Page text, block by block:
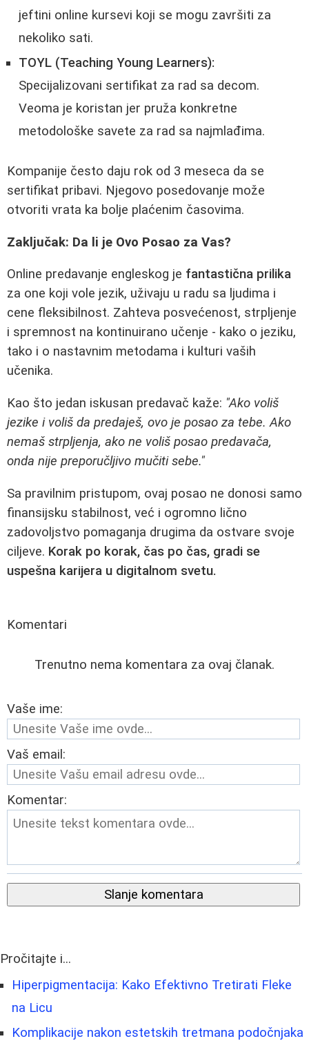
jeftini online kursevi koji se mogu završiti za
nekoliko sati.
TOYL (Teaching Young Learners):
Specijalizovani sertifikat za rad sa decom.
Veoma je koristan jer pruža konkretne
metodološke savete za rad sa najmlađima.
Kompanije često daju rok od 3 meseca da se
sertifikat pribavi. Njegovo posedovanje može
otvoriti vrata ka bolje plaćenim časovima.
Zaključak: Da li je Ovo Posao za Vas?
Online predavanje engleskog je fantastična prilika
za one koji vole jezik, uživaju u radu sa ljudima i
cene fleksibilnost. Zahteva posvećenost, strpljenje
i spremnost na kontinuirano učenje - kako o jeziku,
tako i o nastavnim metodama i kulturi vaših
učenika.
Kao što jedan iskusan predavač kaže: "Ako voliš
jezike i voliš da predaješ, ovo je posao za tebe. Ako
nemaš strpljenja, ako ne voliš posao predavača,
onda nije preporučljivo mučiti sebe."
Sa pravilnim pristupom, ovaj posao ne donosi samo
finansijsku stabilnost, već i ogromno lično
zadovoljstvo pomaganja drugima da ostvare svoje
ciljeve. Korak po korak, čas po čas, gradi se
uspešna karijera u digitalnom svetu.
Komentari
Trenutno nema komentara za ovaj članak.
Vaše ime:
Vaš email:
Komentar:
Slanje komentara
Pročitajte i...
Hiperpigmentacija: Kako Efektivno Tretirati Fleke
na Licu
Komplikacije nakon estetskih tretmana podočnjaka